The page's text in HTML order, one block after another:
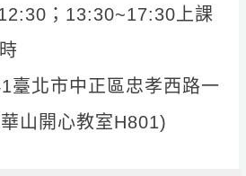
；13:30~17:30上課
臺北市中正區忠孝西路一
山開心教室H801)